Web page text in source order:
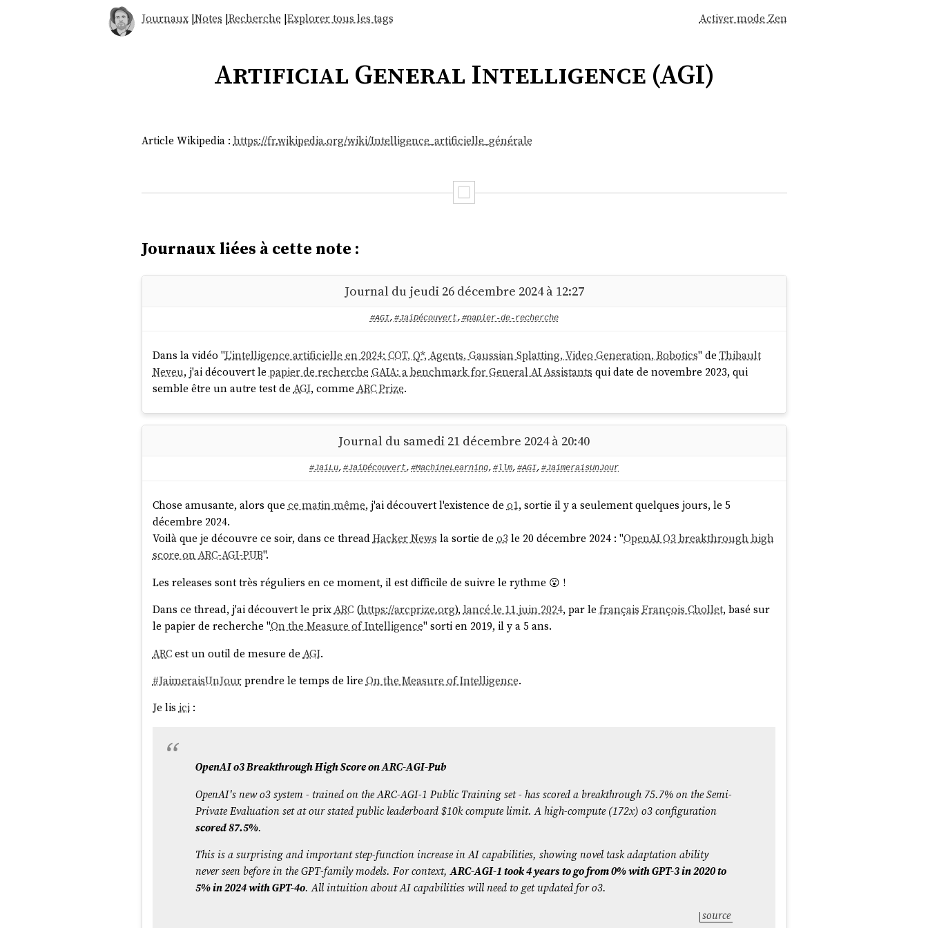
Journaux|Notes |Recherche |Explorer tous les tags Activer mode Zen
Artificial General Intelligence (AGI)
Article Wikipedia : https://fr.wikipedia.org/wiki/Intelligence_artificielle_générale
Journaux liées à cette note :
Journal du jeudi 26 décembre 2024 à 12:27
#AGI,#JaiDécouvert, #papier-de-recherche
Dans la vidéo "L'intelligence artificielle en 2024: COT, Q*, Agents, Gaussian Splatting, Video Generation, Robotics" de Thibault
Neveu, j'ai découvert le papier de recherche GAIA: a benchmark for General AI Assistants qui date de novembre 2023, qui
semble être un autre test de AGI, comme ARC Prize.
Journal du samedi 21 décembre 2024 à 20:40
#JaiLu, #JaiDécouvert, #MachineLearning, #llm, #AGI, #JaimeraisUnJour
Chose amusante, alors que ce matin même, j'ai découvert l'existence de o1, sortie il y a seulement quelques jours, le 5
décembre 2024.
Voilà que je découvre ce soir, dans ce threadHacker News la sortie de o3 le 20 décembre 2024 : "OpenAI O3 breakthrough high
score on ARC-AGI-PUB".
Les releases sont très réguliers en ce moment, il est difficile de suivre le rythme 😮 !
Dans ce thread, j'ai découvert le prixARC(https://arcprize.org), lancé le 11 juin 2024, par le français François Chollet, basé sur
le papier de recherche "On the Measure of Intelligence" sorti en 2019, il y a 5 ans.
ARCest un outil de mesure de AGI.
#JaimeraisUnJourprendre le temps de lire On the Measure of Intelligence.
Je lisici:
OpenAI o3 Breakthrough High Score on ARC-AGI-Pub
OpenAI's new o3 system - trained on the ARC-AGI-1 Public Training set - has scored a breakthrough 75.7% on the Semi-
Private Evaluation set at our stated public leaderboard $10k compute limit. A high-compute (172x) o3 configuration
scored 87.5%.
This is a surprising and important step-function increase in AI capabilities, showing novel task adaptation ability
never seen before in the GPT-family models. For context,ARC-AGI-1 took 4 years to go from 0% with GPT-3 in 2020 to
5% in 2024 with GPT-4o. All intuition about AI capabilities will need to get updated for o3.
source